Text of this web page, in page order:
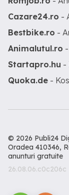
Cazare24.ro -
Bestbike.ro -
Animalutul.ro
Startapro.hu -
Quoka.de -
© 2026 Publi24
Oradea 410346,
anunturi gratuite
26.08.06.c0c206c